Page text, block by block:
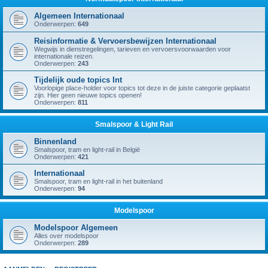
Algemeen Internationaal
Onderwerpen: 649
Reisinformatie & Vervoersbewijzen Internationaal
Wegwijs in dienstregelingen, tarieven en vervoersvoorwaarden voor
internationale reizen.
Onderwerpen: 243
Tijdelijk oude topics Int
Voorlopige place-holder voor topics tot deze in de juiste categorie geplaatst
zijn. Hier geen nieuwe topics openen!
Onderwerpen: 811
Smalspoor & Light Rail
Binnenland
Smalspoor, tram en light-rail in België
Onderwerpen: 421
Internationaal
Smalspoor, tram en light-rail in het buitenland
Onderwerpen: 94
Modelspoor
Modelspoor Algemeen
Alles over modelspoor
Onderwerpen: 289